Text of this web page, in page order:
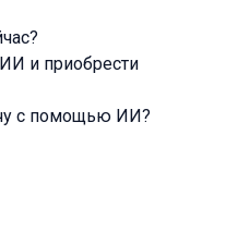
и приобрести
с помощью ИИ?